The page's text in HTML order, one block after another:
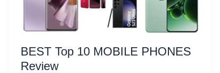
BEST Top 10 MOBILE PHONES
Review